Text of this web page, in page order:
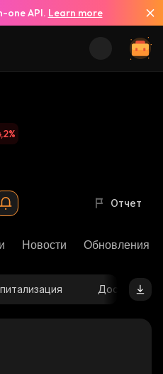
one API. Learn more
%
Отчет
Новости Обновления
Доступное